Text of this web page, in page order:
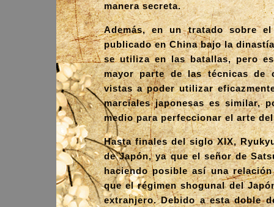
manera secreta.
Además, en un tratado sobre
publicado en China bajo la
se utiliza en las batallas, pero
mayor parte de las técnicas de
vistas a poder utilizar
marciales japonesas es similar,
medio para perfeccionar el arte
Hasta finales del siglo XIX,
de Japón, ya que el señor de
haciendo posible así una
que el régimen shogunal del
extranjero. Debido a esta doble